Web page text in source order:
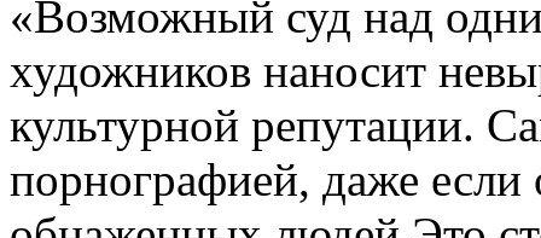
«Возможный суд над
художников наносит
культурной репутации.
порнографией, даже